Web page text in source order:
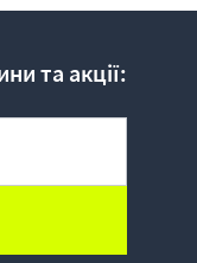
та акції: